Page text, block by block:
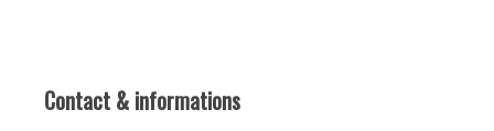
Contact & informations